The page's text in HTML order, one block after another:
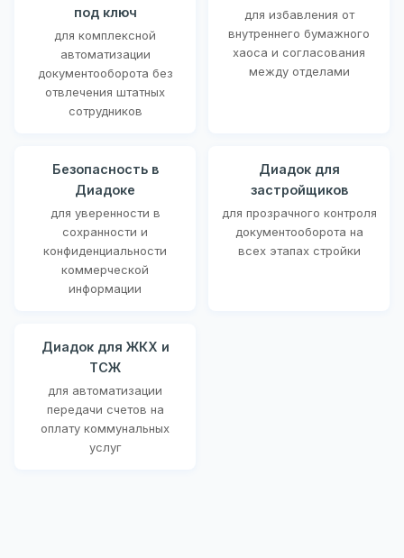
под ключ
для комплексной
автоматизации
документооборота без
отвлечения штатных
сотрудников
для избавления от
внутреннего бумажного
хаоса и согласования
между отделами
Безопасность в
Диадоке
для уверенности в
сохранности и
конфиденциальности
коммерческой
информации
Диадок для
застройщиков
для прозрачного контроля
документооборота на
всех этапах стройки
Диадок для ЖКХ и
ТСЖ
для автоматизации
передачи счетов на
оплату коммунальных
услуг